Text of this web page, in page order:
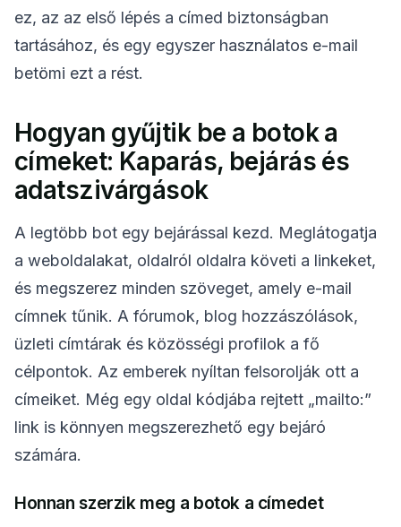
Frissítés
ez, az az első lépés a címed biztonságban
tartásához, és egy egyszer használatos e-mail
betömi ezt a rést.
Hogyan gyűjtik be a botok a
címeket: Kaparás, bejárás és
adatszivárgások
A legtöbb bot egy bejárással kezd. Meglátogatja
a weboldalakat, oldalról oldalra követi a linkeket,
és megszerez minden szöveget, amely e-mail
címnek tűnik. A fórumok, blog hozzászólások,
üzleti címtárak és közösségi profilok a fő
célpontok. Az emberek nyíltan felsorolják ott a
címeiket. Még egy oldal kódjába rejtett „mailto:”
link is könnyen megszerezhető egy bejáró
számára.
Honnan szerzik meg a botok a címedet